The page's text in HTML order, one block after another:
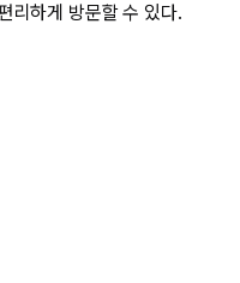
리하게 방문할 수 있다.